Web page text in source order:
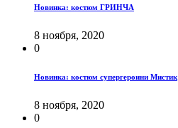
Новинка: костюм ГРИНЧА
8 ноября, 2020
0
Новинка: костюм супергероини Мистик
8 ноября, 2020
0